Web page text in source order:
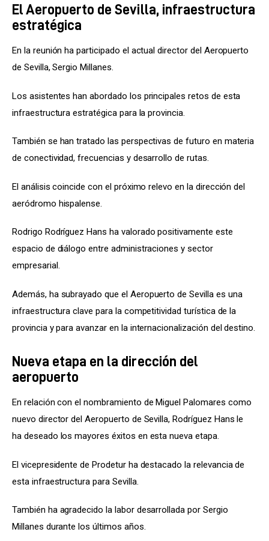
El Aeropuerto de Sevilla, infraestructura
estratégica
En la reunión ha participado el actual director del Aeropuerto
de Sevilla, Sergio Millanes.
Los asistentes han abordado los principales retos de esta
infraestructura estratégica para la provincia.
También se han tratado las perspectivas de futuro en materia
de conectividad, frecuencias y desarrollo de rutas.
El análisis coincide con el próximo relevo en la dirección del
aeródromo hispalense.
Rodrigo Rodríguez Hans ha valorado positivamente este
espacio de diálogo entre administraciones y sector
empresarial.
Además, ha subrayado que el Aeropuerto de Sevilla es una
infraestructura clave para la competitividad turística de la
provincia y para avanzar en la internacionalización del destino.
Nueva etapa en la dirección del
aeropuerto
En relación con el nombramiento de Miguel Palomares como
nuevo director del Aeropuerto de Sevilla, Rodríguez Hans le
ha deseado los mayores éxitos en esta nueva etapa.
El vicepresidente de Prodetur ha destacado la relevancia de
esta infraestructura para Sevilla.
También ha agradecido la labor desarrollada por Sergio
Millanes durante los últimos años.